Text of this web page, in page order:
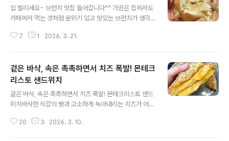
계란, 대파, 간장, 참기름, 식용유 정도면 충분해요. 먼저 팬
에 기름을 넉넉하게 두른 뒤 잘게 썬 대파를 넣고 볶아주세
고소한 향이 배면서 요리의 전체적인 맛이 훨씬 깊어져요.
입 벌리세요~ 브런치 맛집 들어갑니다^^ 가끔은 집에서도
카페에서 먹는 것처럼 분위기 있고 맛있는 브런치가 생각
여기가 브런치 맛집이구나~ 싶을 정도로 꿀맛이에요^^ 겉
가 완성돼요. ☞ 재료 베이글, 버섯, 양파, 달걀, 모짜렐라치
즈, 생크림, 홀그레인머스타드, 파마산치즈가루 준비했어
요. 참고로 생크림 대신 우유를 사용해도 괜찮아요. 조금 더
가볍고 덜 꾸덕한 느낌으로 즐길 수 있어요. 먼저 베이글은
약한 불에서 겉면이 노릇해질 때까지 구워주세요. 겉은 바
삭하고 속은 쫀득하게 살아야 크림소스랑 조합이 훨씬 좋
7 1 2026. 3. 21.
겉은 바삭, 속은 촉촉하면서 치즈 폭발! 몬테크
리스토 샌드위치
겉은 바삭, 속은 촉촉하면서 치즈 폭발! 몬테크리스토 샌드
위치바삭한 식감의 빵과 고소하게 녹아내리는 치즈가 어우
먹으면 계속 생각나는 메뉴 중 하나인데요. 집에 있는 재료
20 3 2026. 3. 10.